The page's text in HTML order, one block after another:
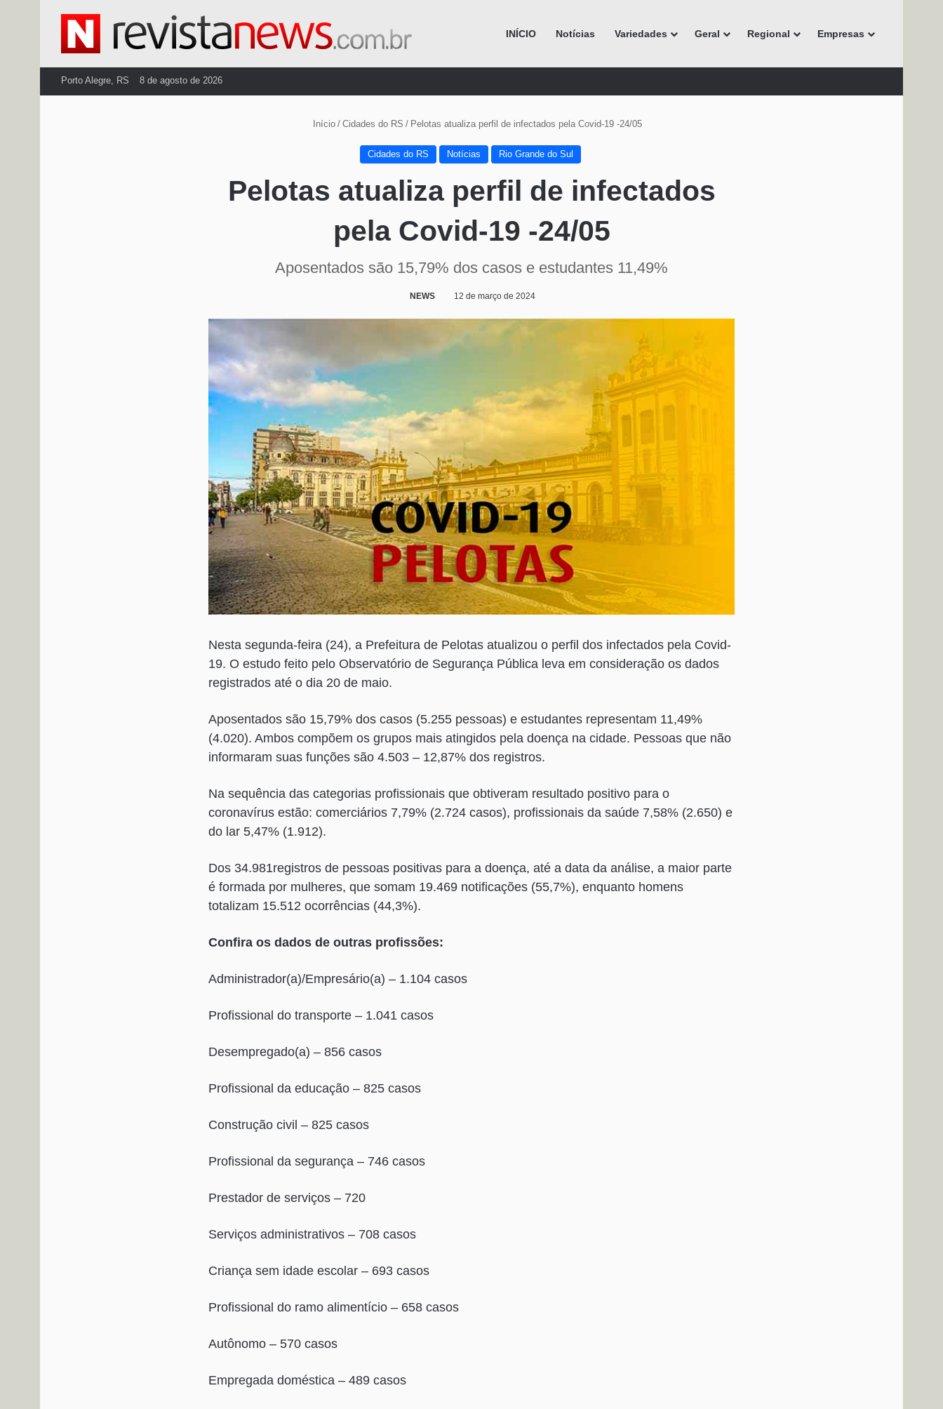
INÍCIO Notícias Variedades Geral Regional Empresas
Porto Alegre, RS 8 de agosto de 2026
Início / Cidades do RS / Pelotas atualiza perfil de infectados pela Covid-19 -24/05
Cidades do RS Notícias Rio Grande do Sul
Pelotas atualiza perfil de infectados
pela Covid-19 -24/05
Aposentados são 15,79% dos casos e estudantes 11,49%
NEWS 12 de março de 2024
Nesta segunda-feira (24), a Prefeitura de Pelotas atualizou o perfil dos infectados pela Covid-
19. O estudo feito pelo Observatório de Segurança Pública leva em consideração os dados
registrados até o dia 20 de maio.
Aposentados são 15,79% dos casos (5.255 pessoas) e estudantes representam 11,49%
(4.020). Ambos compõem os grupos mais atingidos pela doença na cidade. Pessoas que não
informaram suas funções são 4.503 – 12,87% dos registros.
Na sequência das categorias profissionais que obtiveram resultado positivo para o
coronavírus estão: comerciários 7,79% (2.724 casos), profissionais da saúde 7,58% (2.650) e
do lar 5,47% (1.912).
Dos 34.981registros de pessoas positivas para a doença, até a data da análise, a maior parte
é formada por mulheres, que somam 19.469 notificações (55,7%), enquanto homens
totalizam 15.512 ocorrências (44,3%).
Confira os dados de outras profissões:
Administrador(a)/Empresário(a) – 1.104 casos
Profissional do transporte – 1.041 casos
Desempregado(a) – 856 casos
Profissional da educação – 825 casos
Construção civil – 825 casos
Profissional da segurança – 746 casos
Prestador de serviços – 720
Serviços administrativos – 708 casos
Criança sem idade escolar – 693 casos
Profissional do ramo alimentício – 658 casos
Autônomo – 570 casos
Empregada doméstica – 489 casos